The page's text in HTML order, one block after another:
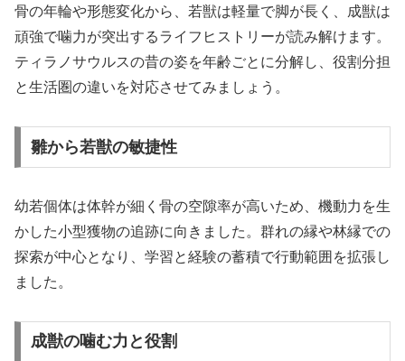
骨の年輪や形態変化から、若獣は軽量で脚が長く、成獣は
頑強で噛力が突出するライフヒストリーが読み解けます。
ティラノサウルスの昔の姿を年齢ごとに分解し、役割分担
と生活圏の違いを対応させてみましょう。
雛から若獣の敏捷性
幼若個体は体幹が細く骨の空隙率が高いため、機動力を生
かした小型獲物の追跡に向きました。群れの縁や林縁での
探索が中心となり、学習と経験の蓄積で行動範囲を拡張し
ました。
成獣の噛む力と役割